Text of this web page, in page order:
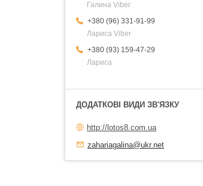
Галина Viber
+380 (96) 331-91-99
Лариса Viber
+380 (93) 159-47-29
Лариса
http://lotos8.com.ua
zahariagalina@ukr.net